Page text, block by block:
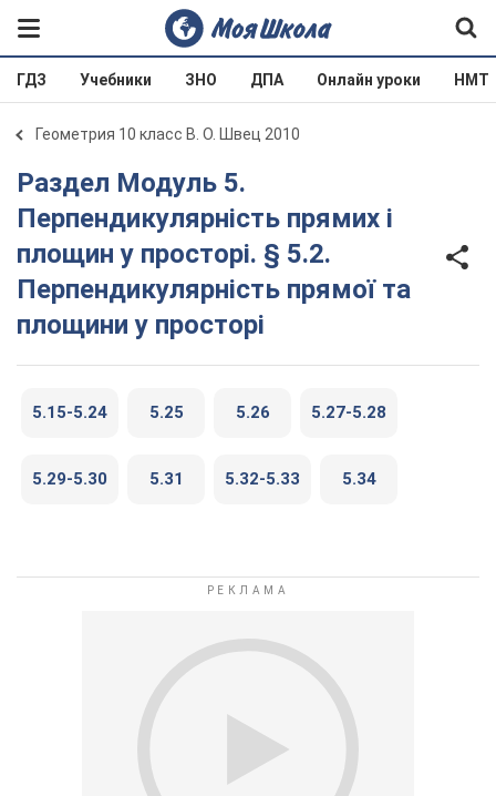
ГДЗ Учебники ЗНО ДПА Онлайн уроки НМТ
Геометрия 10 класс В. О. Швец 2010
Раздел Модуль 5.
Перпендикулярність прямих і
площин у просторі. § 5.2.
Перпендикулярність прямої та
площини у просторі
5.15-5.24 5.25 5.26 5.27-5.28
5.29-5.30 5.31 5.32-5.33 5.34